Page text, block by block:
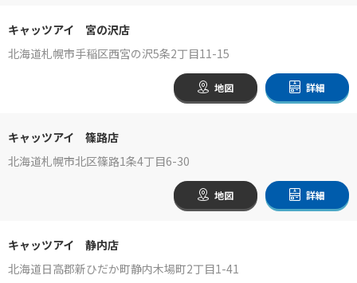
キャッツアイ 宮の沢店
北海道札幌市手稲区西宮の沢5条2丁目11-15
地図 詳細
キャッツアイ 篠路店
北海道札幌市北区篠路1条4丁目6-30
地図 詳細
キャッツアイ 静内店
北海道日高郡新ひだか町静内木場町2丁目1-41